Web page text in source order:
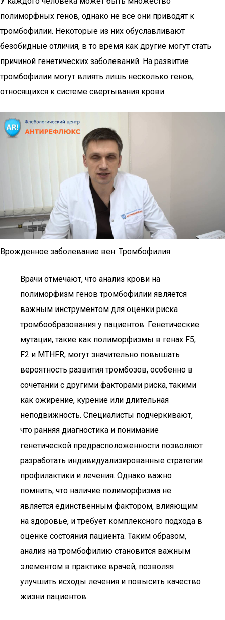
полиморфных генов, однако не все они приводят к
тромбофилии. Некоторые из них обуславливают
безобидные отличия, в то время как другие могут стать
причиной генетических заболеваний. На развитие
тромбофилии могут влиять лишь несколько генов,
относящихся к системе свертывания крови.
Врожденное заболевание вен: Тромбофилия
Врачи отмечают, что анализ крови на
полиморфизм генов тромбофилии является
важным инструментом для оценки риска
тромбообразования у пациентов. Генетические
мутации, такие как полиморфизмы в генах F5,
F2 и MTHFR, могут значительно повышать
вероятность развития тромбозов, особенно в
сочетании с другими факторами риска, такими
как ожирение, курение или длительная
неподвижность. Специалисты подчеркивают,
что ранняя диагностика и понимание
генетической предрасположенности позволяют
разработать индивидуализированные стратегии
профилактики и лечения. Однако важно
помнить, что наличие полиморфизма не
является единственным фактором, влияющим
на здоровье, и требует комплексного подхода в
оценке состояния пациента. Таким образом,
анализ на тромбофилию становится важным
элементом в практике врачей, позволяя
улучшить исходы лечения и повысить качество
жизни пациентов.